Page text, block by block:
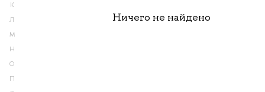
К
Л
М
Н
О
П
Ничего не найдено